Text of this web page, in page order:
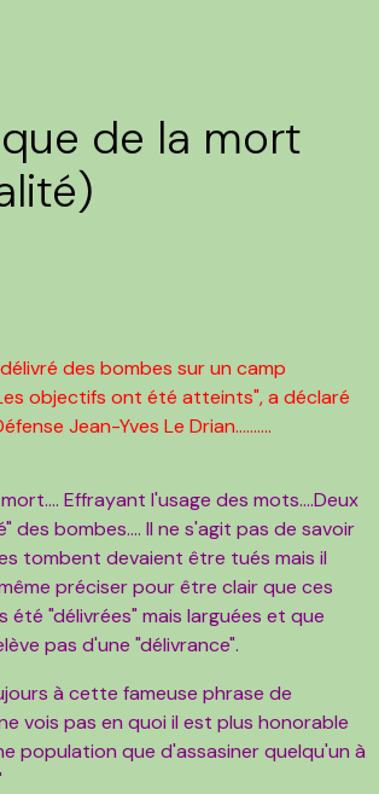
de la mort
des bombes sur un camp
objectifs ont été atteints", a déclaré
Jean-Yves Le Drian..........
Effrayant l'usage des mots....Deux
des bombes.... Il ne s'agit pas de savoir
tombent devaient être tués mais il
préciser pour être clair que ces
été "délivrées" mais larguées et que
pas d'une "délivrance".
à cette fameuse phrase de
vois pas en quoi il est plus honorable
population que d'assasiner quelqu'un à